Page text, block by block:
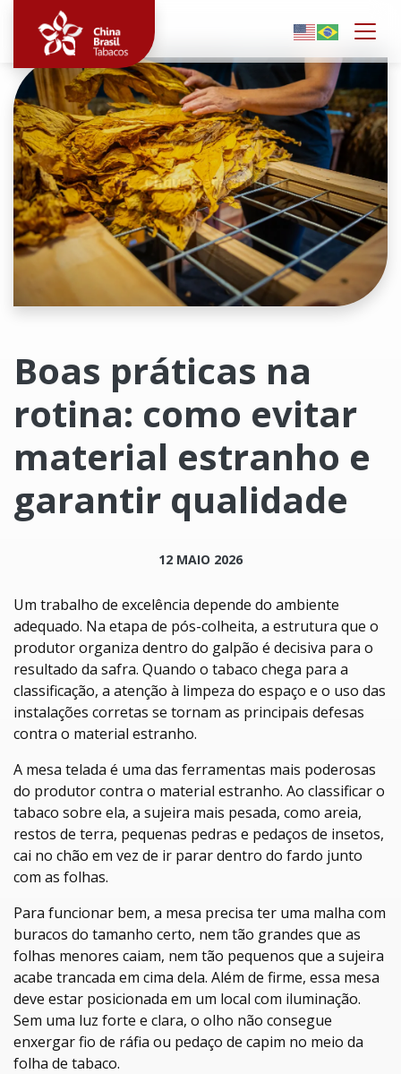
Clique para ampliar
Boas práticas na
rotina: como evitar
material estranho e
garantir qualidade
12 MAIO 2026
Um trabalho de excelência depende do ambiente
adequado. Na etapa de pós-colheita, a estrutura que o
produtor organiza dentro do galpão é decisiva para o
resultado da safra. Quando o tabaco chega para a
classificação, a atenção à limpeza do espaço e o uso das
instalações corretas se tornam as principais defesas
contra o material estranho.
A mesa telada é uma das ferramentas mais poderosas
do produtor contra o material estranho. Ao classificar o
tabaco sobre ela, a sujeira mais pesada, como areia,
restos de terra, pequenas pedras e pedaços de insetos,
cai no chão em vez de ir parar dentro do fardo junto
com as folhas.
Para funcionar bem, a mesa precisa ter uma malha com
buracos do tamanho certo, nem tão grandes que as
folhas menores caiam, nem tão pequenos que a sujeira
acabe trancada em cima dela. Além de firme, essa mesa
deve estar posicionada em um local com iluminação.
Sem uma luz forte e clara, o olho não consegue
enxergar fio de ráfia ou pedaço de capim no meio da
folha de tabaco.